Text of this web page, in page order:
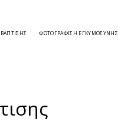
ΦΩΤΟΓΡΆΦΙΣΗ ΕΓΚΥΜΟΣΎΝΗΣ